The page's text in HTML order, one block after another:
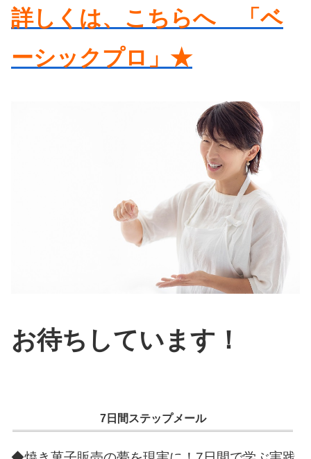
詳しくは、こちらへ 「ベ
ーシックプロ」★
お待ちしています！
7日間ステップメール